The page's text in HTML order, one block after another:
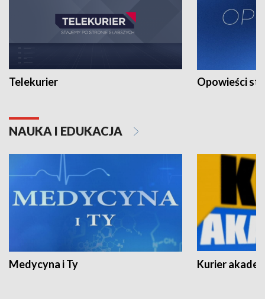
Telekurier Opowieści
NAUKA I EDUKACJA
Medycyna i Ty Kurier